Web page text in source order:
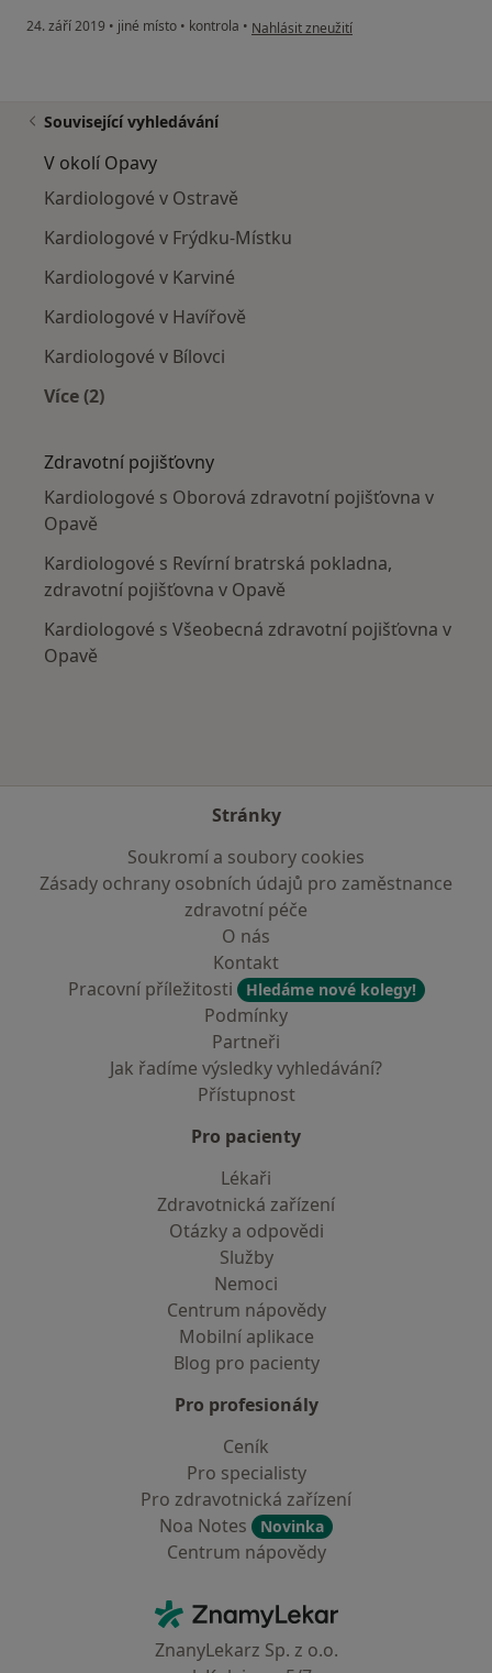
24. září 2019 • jiné místo • kontrola • podle názoru uživatele Váš účet byl
Nahlásit zneužití
Související vyhledávání
V okolí Opavy
Kardiologové v Ostravě
Kardiologové v Frýdku-Místku
Kardiologové v Karviné
Kardiologové v Havířově
Kardiologové v Bílovci
Více (2)
Zdravotní pojišťovny
Kardiologové s Oborová zdravotní pojišťovna v
Opavě
Kardiologové s Revírní bratrská pokladna,
zdravotní pojišťovna v Opavě
Kardiologové s Všeobecná zdravotní pojišťovna v
Opavě
Stránky
Soukromí a soubory cookies
Zásady ochrany osobních údajů pro zaměstnance
zdravotní péče
O nás
Kontakt
Pracovní příležitosti
Hledáme nové kolegy!
Podmínky
Partneři
Jak řadíme výsledky vyhledávání?
Přístupnost
Pro pacienty
Lékaři
Zdravotnická zařízení
Otázky a odpovědi
Služby
Nemoci
Centrum nápovědy
Mobilní aplikace
Blog pro pacienty
Pro profesionály
Ceník
Pro specialisty
Pro zdravotnická zařízení
Noa Notes
Novinka
Centrum nápovědy
ZnamyLekar - Hlavní stránka
ZnanyLekarz Sp. z o.o.